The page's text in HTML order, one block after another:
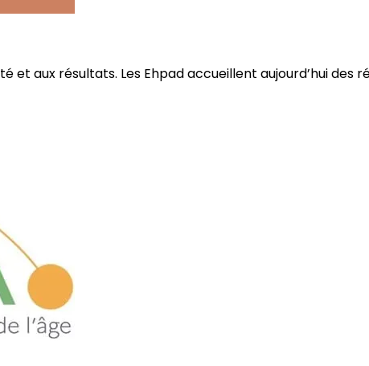
aux résultats. Les Ehpad accueillent aujourd’hui des